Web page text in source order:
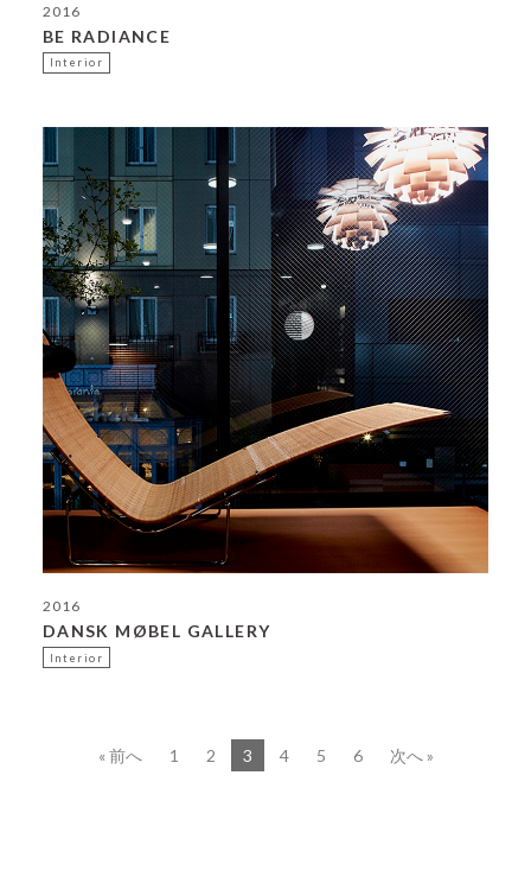
2016
BE RADIANCE
Interior
2016
DANSK MØBEL GALLERY
Interior
« 前へ 1 2 3 4 5 6 次へ »